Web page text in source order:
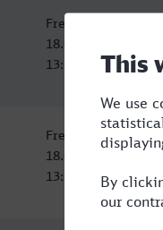
Freudenstadt Hbf
18.08.26
13:37
Freudenstadt Hbf
18.08.26
13:37